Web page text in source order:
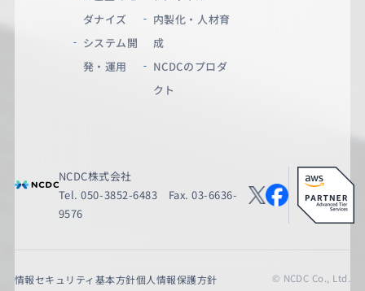
ダナイズ
システム開
発・運用
内製化・人材育
成
NCDCのプロダ
クト
NCDC株式会社
Tel. 050-3852-6483 Fax. 03-6636-
9576
情報セキュリティ基本方針個人情報保護方針 © NCDC Co., Ltd.